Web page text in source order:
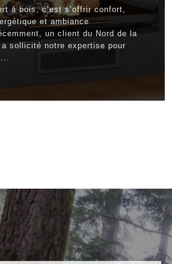
à bois, c’est s’offrir confort,
et ambiance
un client du Nord de la
sollicité notre expertise pour